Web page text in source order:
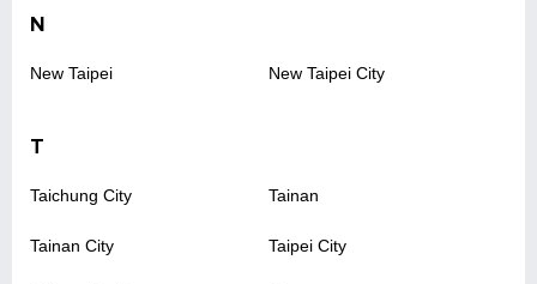
N
New Taipei New Taipei City
T
Taichung City Tainan
Tainan City Taipei City